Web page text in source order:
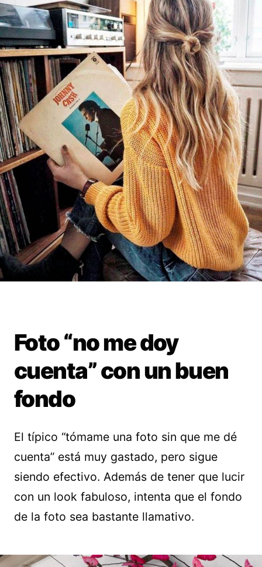
Foto “no me doy
cuenta” con un buen
fondo
El típico “tómame una foto sin que me dé
cuenta” está muy gastado, pero sigue
siendo efectivo. Además de tener que lucir
con un look fabuloso, intenta que el fondo
de la foto sea bastante llamativo.